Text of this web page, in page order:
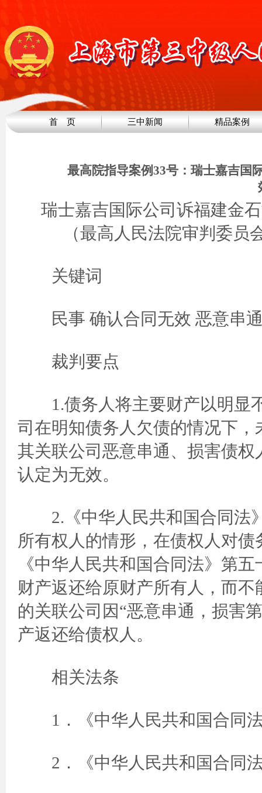
首 页 三中新闻 精品案例
最高院指导案例33号：瑞士嘉吉国
瑞士嘉吉国际公司诉福建金
（最高人民法院审判委员
关键词
民事 确认合同无效 恶意串通
裁判要点
1.债务人将主要财产以明显
司在明知债务人欠债的情况下
其关联公司恶意串通、损害债
认定为无效。
2.《中华人民共和国合同法
所有权人的情形，在债权人对
《中华人民共和国合同法》第
财产返还给原财产所有人，而
的关联公司因“恶意串通，损害
产返还给债权人。
相关法条
1．《中华人民共和国合同法
2．《中华人民共和国合同法